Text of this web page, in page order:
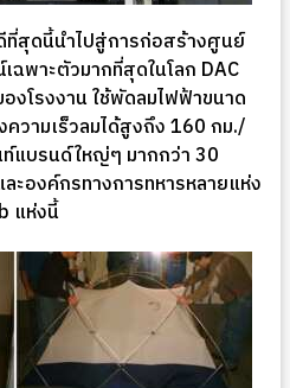
ที่สุดนี้นำไปสู่การก่อสร้างศูนย์
พาะตัวมากที่สุดในโลก DAC
โรงงาน ใช้พัดลมไฟฟ้าขนาด
วามเร็วลมได้สูงถึง 160 กม./
แบรนด์ใหญ่ๆ มากกว่า 30
ะองค์กรทางการทหารหลายแห่ง
แห่งนี้